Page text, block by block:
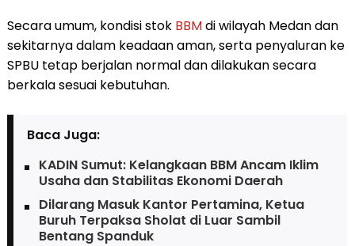
Secara umum, kondisi stok BBMdi wilayah Medan dan
sekitarnya dalam keadaan aman, serta penyaluran ke
SPBU tetap berjalan normal dan dilakukan secara
berkala sesuai kebutuhan.
Baca Juga:
KADIN Sumut: Kelangkaan BBM Ancam Iklim
Usaha dan Stabilitas Ekonomi Daerah
Dilarang Masuk Kantor Pertamina, Ketua
Buruh Terpaksa Sholat di Luar Sambil
Bentang Spanduk